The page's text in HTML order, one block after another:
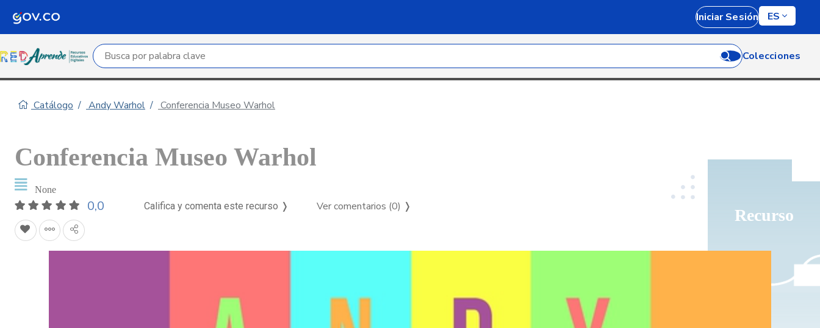
Iniciar Sesión ES
Campo de búsqueda por palabra clave Colecciones
Catálogo Andy Warhol Conferencia Museo Warhol
Recurso
Conferencia Museo Warhol
None
0,0 Califica y comenta este recurso ❭ Ver comentarios (0) ❭